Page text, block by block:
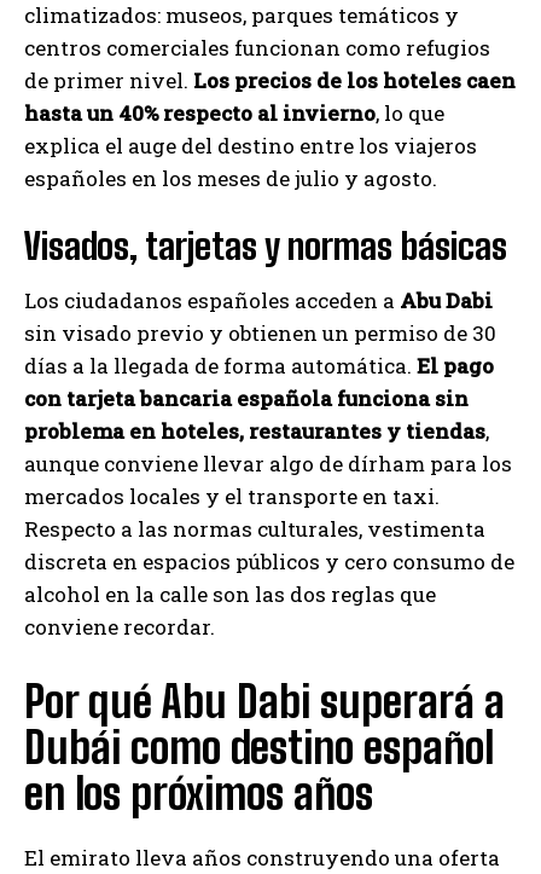
climatizados: museos, parques temáticos y
centros comerciales funcionan como refugios
de primer nivel. Los precios de los hoteles caen
hasta un 40% respecto al invierno, lo que
explica el auge del destino entre los viajeros
españoles en los meses de julio y agosto.
Visados, tarjetas y normas básicas
Los ciudadanos españoles acceden a Abu Dabi
sin visado previo y obtienen un permiso de 30
días a la llegada de forma automática. El pago
con tarjeta bancaria española funciona sin
problema en hoteles, restaurantes y tiendas,
aunque conviene llevar algo de dírham para los
mercados locales y el transporte en taxi.
Respecto a las normas culturales, vestimenta
discreta en espacios públicos y cero consumo de
alcohol en la calle son las dos reglas que
conviene recordar.
Por qué Abu Dabi superará a
Dubái como destino español
en los próximos años
El emirato lleva años construyendo una oferta